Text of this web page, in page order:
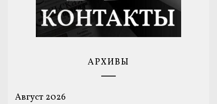
АРХИВЫ
Август 2026